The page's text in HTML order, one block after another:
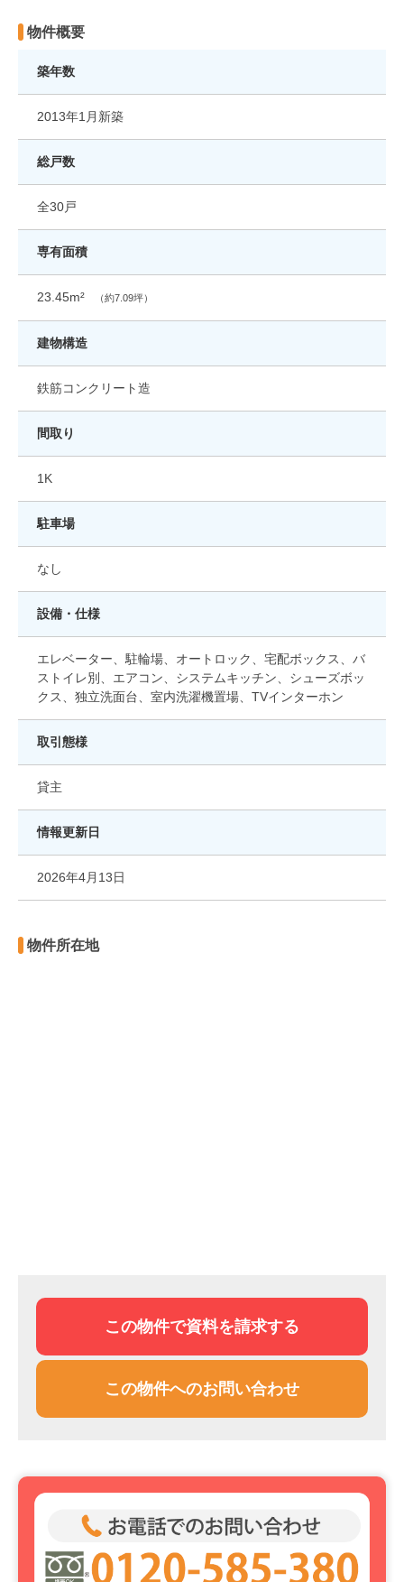
物件概要
築年数
2013年1月新築
総戸数
全30戸
専有面積
23.45m² （約7.09坪）
建物構造
鉄筋コンクリート造
間取り
1K
駐車場
なし
設備・仕様
エレベーター、駐輪場、オートロック、宅配ボックス、バ
ストイレ別、エアコン、システムキッチン、シューズボッ
クス、独立洗面台、室内洗濯機置場、TVインターホン
取引態様
貸主
情報更新日
2026年4月13日
物件所在地
この物件で資料を請求する
この物件へのお問い合わせ